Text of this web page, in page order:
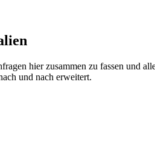
hier zusammen zu fassen und
und nach erweitert.